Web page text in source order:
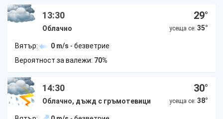
13:30
Облачно
29°
усеща се: 35°
Вятър: 0 m/s - безветрие
Вероятност за валежи: 70%
14:30
Облачно, дъжд с гръмотевици
30°
усеща се: 38°